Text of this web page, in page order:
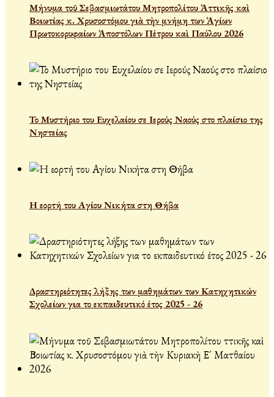
Μήνυμα τοῦ Σεβασμιωτάτου Μητροπολίτου Ἀττικῆς καὶ
Βοιωτίας κ. Χρυσοστόμου γιὰ τὴν μνήμη των Ἁγίων
Πρωτοκορυφαίων Ἀποστόλων Πέτρου καὶ Παύλου 2026
Το Μυστήριο του Ευχελαίου σε Ιερούς Ναούς στο πλαίσιο της
Νηστείας
Η εορτή του Αγίου Νικήτα στη Θήβα
Δραστηριότητες λήξης των μαθημάτων των Κατηχητικών
Σχολείων για το εκπαιδευτικό έτος 2025 - 26